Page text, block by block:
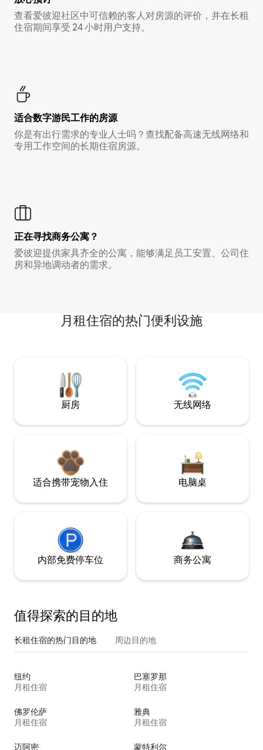
查看爱彼迎社区中可信赖的客人对房源的评价，并在长租
住宿期间享受 24 小时用户支持。
适合数字游民工作的房源
你是有出行需求的专业人士吗？查找配备高速无线网络和
专用工作空间的长期住宿房源。
正在寻找商务公寓？
爱彼迎提供家具齐全的公寓，能够满足员工安置、公司住
房和异地调动者的需求。
月租住宿的热门便利设施
厨房 无线网络
适合携带宠物入住 电脑桌
内部免费停车位 商务公寓
值得探索的目的地
长租住宿的热门目的地 周边目的地
纽约
月租住宿
巴塞罗那
月租住宿
佛罗伦萨
月租住宿
雅典
月租住宿
迈阿密 蒙特利尔